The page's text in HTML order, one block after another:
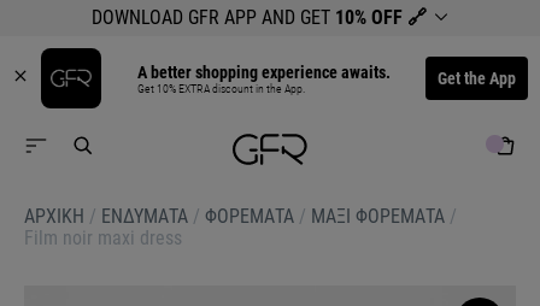
DOWNLOAD GFR APP AND GET 10% OFF 🔗
A better shopping experience awaits.
Get 10% EXTRA discount in the App. Get the App
ΑΡΧΙΚΉ / ΕΝΔΥΜΑΤΑ / ΦΟΡΕΜΑΤΑ / ΜΑΞΙ ΦΟΡΕΜΑΤΑ /
Film noir maxi dress